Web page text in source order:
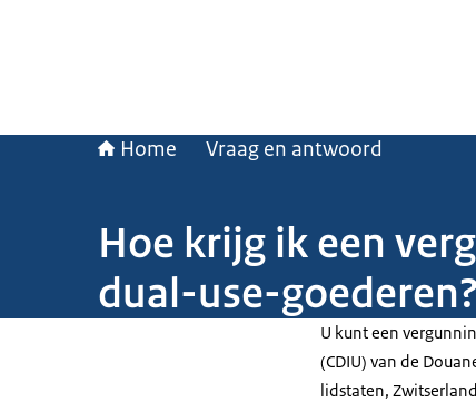
Home Vraag en antwoord
Hoe krijg ik een
dual-use-goederen?
U kunt een
(CDIU) van de
lidstaten,